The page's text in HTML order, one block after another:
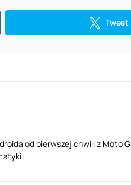
Tweet
od pierwszej chwili z Moto